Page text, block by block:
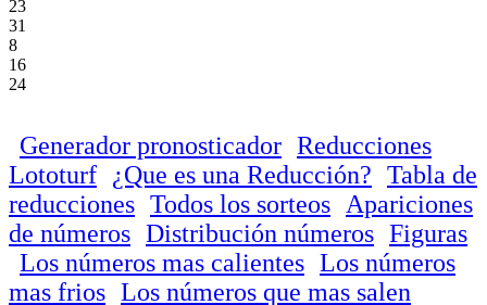
23
31
8
16
24
Generador pronosticador Reducciones
Lototurf
¿Que es una Reducción? Tabla de
reducciones Todos los sorteos
Apariciones
de números Distribución números Figuras
Los números mas calientes Los números
mas frios Los números que mas salen